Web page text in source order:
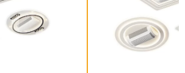
tiết sản phẩm
QT521442
mm